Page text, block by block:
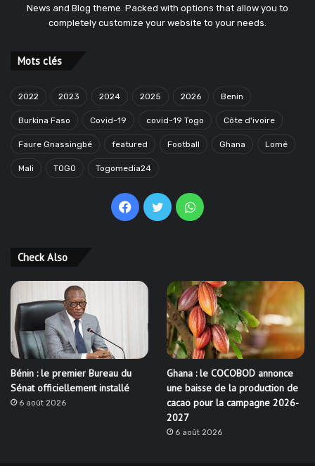
News and Blog theme. Packed with options that allow you to
completely customize your website to your needs.
Mots clés
2022 2023 2024 2025 2026 Benin
Burkina Faso Covid-19 covid-19 Togo Côte d'ivoire
Faure Gnassingbé featured Football Ghana Lomé
Mali TOGO Togomedia24
Facebook
TwitterWhatsApp
Check Also
Bénin : le premier Bureau du
Sénat officiellement installé
6 août 2026
Ghana : le COCOBOD annonce
une baisse de la production de
cacao pour la campagne 2026-
2027
6 août 2026